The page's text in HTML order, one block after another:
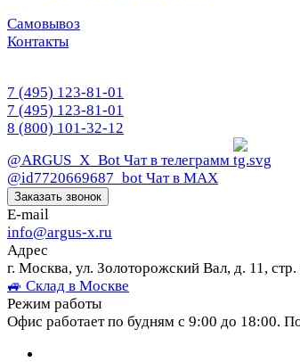
Самовывоз
Контакты
7 (495) 123-81-01
7 (495) 123-81-01
8 (800) 101-32-12
@ARGUS_X_Bot Чат в телеграмм
@id7720669687_bot Чат в МАХ
Заказать звонок
E-mail
info@argus-x.ru
Адрес
г. Москва, ул. Золоторожский Вал, д. 11,
🚙 Склад в Москве
Режим работы
Офис работает по будням с 9:00 до 18:00.